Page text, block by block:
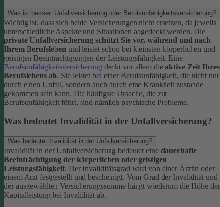
Was ist besser: Unfallversicherung oder Berufsunfähigkeitsversicherung?
Wichtig ist, dass sich beide Versicherungen nicht ersetzen, da jeweils
unterschiedliche Aspekte und Situationen abgedeckt werden. Die
private Unfallversicherung schützt Sie vor, während und nach
Ihrem Berufsleben und leistet schon bei kleinsten körperlichen und
geistigen Beeinträchtigungen der Leistungsfähigkeit. Eine
Berufsunfähigkeitsversicherung deckt vor allem die aktive Zeit Ihres
Berufslebens ab. Sie leistet bei einer Berufsunfähigkeit, die nicht nur
durch einen Unfall, sondern auch durch eine Krankheit zustande
gekommen sein kann. Die häufigste Ursache, die zur
Berufsunfähigkeit führt, sind nämlich psychische Probleme.
Was bedeutet Invalidität in der Unfallversicherung?
Was bedeutet Invalidität in der Unfallversicherung?
Invalidität in der Unfallversicherung bedeutet eine dauerhafte
Beeinträchtigung der körperlichen oder geistigen
Leistungsfähigkeit. Der Invaliditätsgrad wird von einer Ärztin oder
einem Arzt festgestellt und bescheinigt. Vom Grad der Invalidität und
der ausgewählten Versicherungssumme hängt wiederum die Höhe der
Kapitalleistung bei Invalidität ab.